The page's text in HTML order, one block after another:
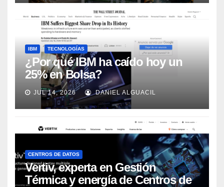
IBM TECNOLOGÍAS
¿Por qué IBM ha caído hoy un
25% en Bolsa?
JUL 14, 2026 DANIEL ALGUACIL
CENTROS DE DATOS
Vertiv, experta en Gestión
Térmica y energía de Centros de